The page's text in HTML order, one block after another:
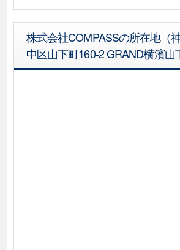
株式会社COMPASSの所在地（
中区山下町160-2 GRAND横濱山